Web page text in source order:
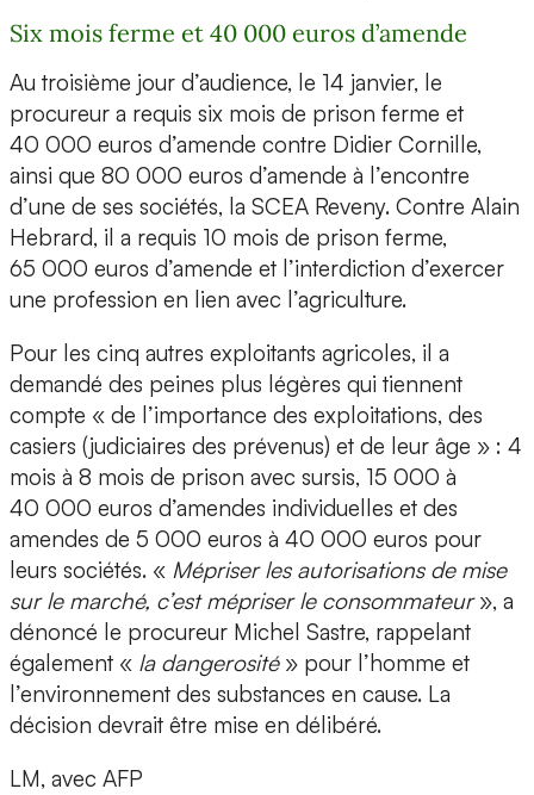
Six mois ferme et 40 000 euros d’amende
Au troisième jour d’audience, le 14 janvier, le
procureur a requis six mois de prison ferme et
40 000 euros d’amende contre Didier Cornille,
ainsi que 80 000 euros d’amende à l’encontre
d’une de ses sociétés, la SCEA Reveny. Contre Alain
Hebrard, il a requis 10 mois de prison ferme,
65 000 euros d’amende et l’interdiction d’exercer
une profession en lien avec l’agriculture.
Pour les cinq autres exploitants agricoles, il a
demandé des peines plus légères qui tiennent
compte « de l’importance des exploitations, des
casiers (judiciaires des prévenus) et de leur âge » : 4
mois à 8 mois de prison avec sursis, 15 000 à
40 000 euros d’amendes individuelles et des
amendes de 5 000 euros à 40 000 euros pour
leurs sociétés. « Mépriser les autorisations de mise
sur le marché, c’est mépriser le consommateur», a
dénoncé le procureur Michel Sastre, rappelant
également « la dangerosité» pour l’homme et
l’environnement des substances en cause. La
décision devrait être mise en délibéré.
LM, avec AFP